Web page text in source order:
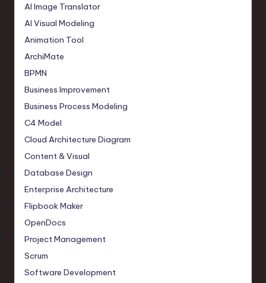
AI Image Translator
AI Visual Modeling
Animation Tool
ArchiMate
BPMN
Business Improvement
Business Process Modeling
C4 Model
Cloud Architecture Diagram
Content & Visual
Database Design
Enterprise Architecture
Flipbook Maker
OpenDocs
Project Management
Scrum
Software Development